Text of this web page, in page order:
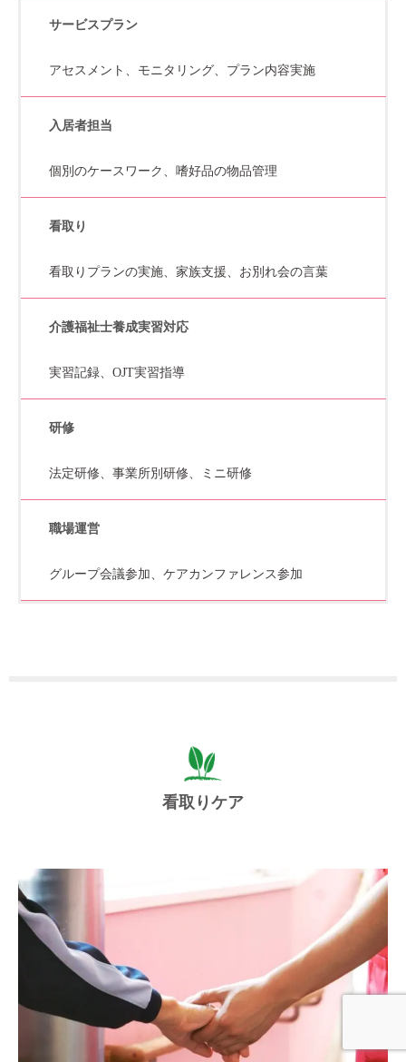
サービスプラン
アセスメント、モニタリング、プラン内容実施
入居者担当
個別のケースワーク、嗜好品の物品管理
看取り
看取りプランの実施、家族支援、お別れ会の言葉
介護福祉士養成実習対応
実習記録、OJT実習指導
研修
法定研修、事業所別研修、ミニ研修
職場運営
グループ会議参加、ケアカンファレンス参加
看取りケア